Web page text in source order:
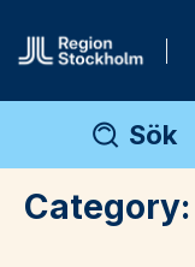
Sök
Category: